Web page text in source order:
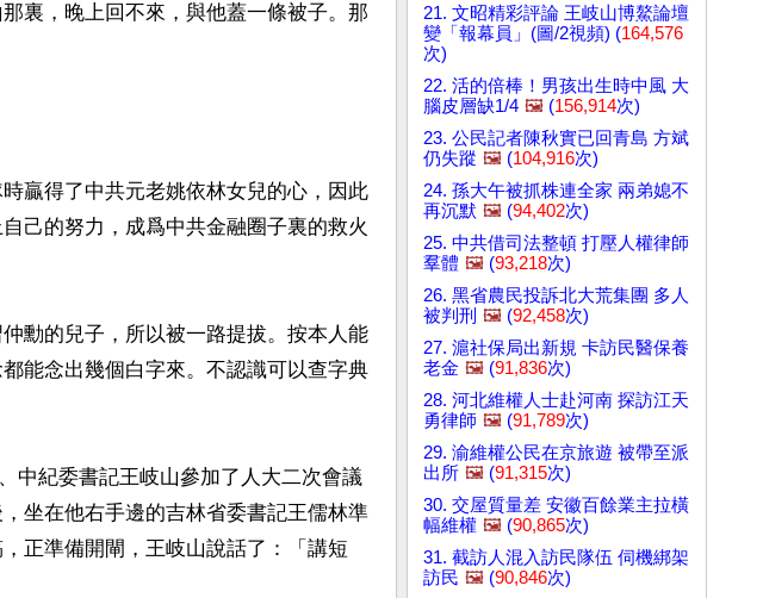
裏，晚上回不來，與他蓋一條被子。那
贏得了中共元老姚依林女兒的心，因此
己的努力，成爲中共金融圈子裏的救火
勳的兒子，所以被一路提拔。按本人能
能念出幾個白字來。不認識可以查字典
中紀委書記王岐山參加了人大二次會議
坐在他右手邊的吉林省委書記王儒林準
正準備開閘，王岐山說話了：「講短
21. 文昭精彩評論 王岐山博鰲論壇
變「報幕員」(圖/2視頻) (164,576
次)
22. 活的倍棒！男孩出生時中風 大
腦皮層缺1/4 🖼️ (156,914次)
23. 公民記者陳秋實已回青島 方斌
仍失蹤 🖼️ (104,916次)
24. 孫大午被抓株連全家 兩弟媳不
再沉默 🖼️ (94,402次)
25. 中共借司法整頓 打壓人權律師
羣體 🖼️ (93,218次)
26. 黑省農民投訴北大荒集團 多人
被判刑 🖼️ (92,458次)
27. 滬社保局出新規 卡訪民醫保養
老金 🖼️ (91,836次)
28. 河北維權人士赴河南 探訪江天
勇律師 🖼️ (91,789次)
29. 渝維權公民在京旅遊 被帶至派
出所 🖼️ (91,315次)
30. 交屋質量差 安徽百餘業主拉橫
幅維權 🖼️ (90,865次)
31. 截訪人混入訪民隊伍 伺機綁架
訪民 🖼️ (90,846次)